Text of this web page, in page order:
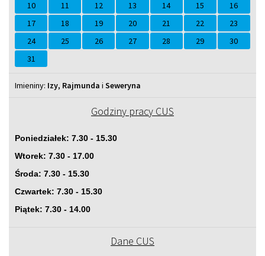
10
11 12 13 14 15
16
17
18 19 20 21 22
23
24
25 26 27 28 29
30
31
Imieniny
Imieniny: Izy, Rajmunda i Seweryna
Godziny pracy CUS
Poniedziałek: 7.30 - 15.30
Wtorek: 7.30 - 17.00
Środa: 7.30 - 15.30
Czwartek: 7.30 - 15.30
Piątek: 7.30 - 14.00
Dane CUS